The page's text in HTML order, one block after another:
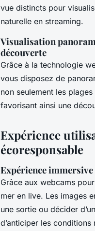
vue distincts pour
naturelle en streaming.
Visualisation
découverte
Grâce à la technologie
vous disposez de
non seulement les
favorisant ainsi une
Expérience
écoresponsable
Expérience
Grâce aux webcams
mer en live. Les images
une sortie ou décider
d’anticiper les